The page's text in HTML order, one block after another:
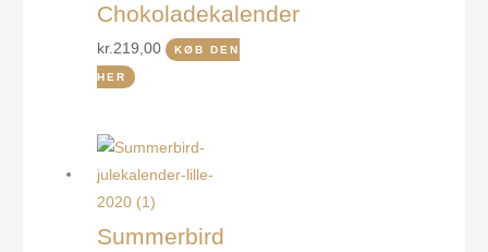
Chokoladekalender
kr.219,00 KØB DEN
HER
Summerbird